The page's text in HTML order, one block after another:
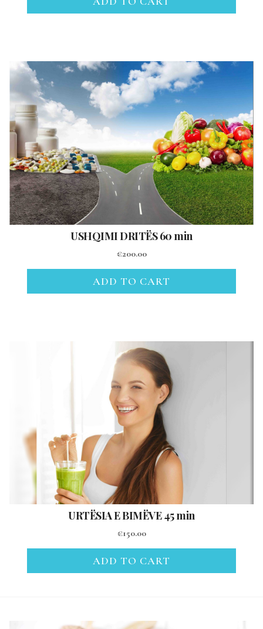
USHQIMI DRITËS 60 min
€200.00
ADD TO CART
URTËSIA E BIMËVE 45 min
€150.00
ADD TO CART